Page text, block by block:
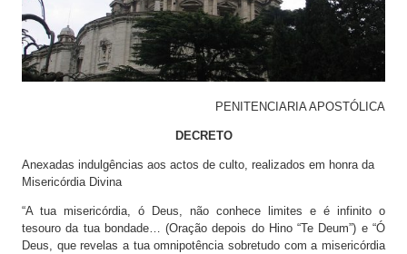
PENITENCIARIA APOSTÓLICA
DECRETO
Anexadas indulgências aos actos de culto, realizados em honra da
Misericórdia Divina
“A tua misericórdia, ó Deus, não conhece limites e é infinito o
tesouro da tua bondade… (Oração depois do Hino “Te Deum”) e “Ó
Deus, que revelas a tua omnipotência sobretudo com a misericórdia